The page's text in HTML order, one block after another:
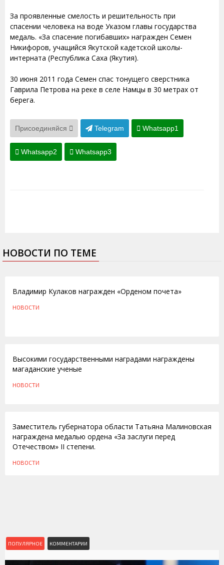
За проявленные смелость и решительность при
спасении человека на воде Указом главы государства
медаль. «За спасение погибавших» награжден Семен
Никифоров, учащийся Якутской кадетской школы-
интерната (Республика Саха (Якутия).
30 июня 2011 года Семен спас тонущего сверстника
Гаврила Петрова на реке в селе Намцы в 30 метрах от
берега.
Присоединяйся Telegram Whatsapp1
Whatsapp2 Whatsapp3
НОВОСТИ ПО ТЕМЕ
Владимир Кулаков награжден «Орденом почета»
НОВОСТИ
Высокими государственными наградами награждены
магаданские ученые
НОВОСТИ
Заместитель губернатора области Татьяна Малиновская
награждена медалью ордена «За заслуги перед
Отечеством» II степени.
НОВОСТИ
ПОПУЛЯРНОЕ КОММЕНТАРИИ